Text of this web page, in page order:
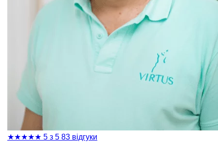
★★★★★ 5 з 5 83 відгуки